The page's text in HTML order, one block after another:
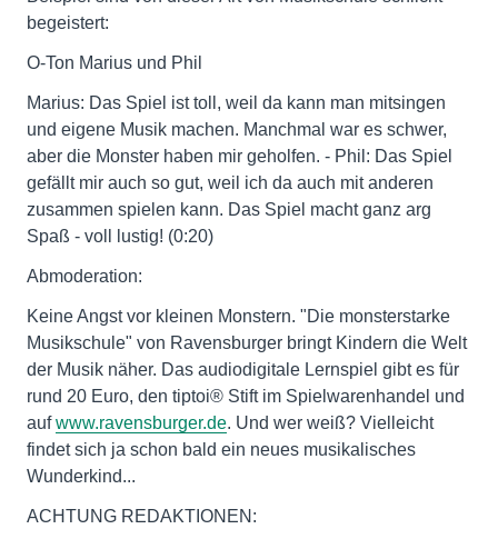
begeistert:
O-Ton Marius und Phil
Marius: Das Spiel ist toll, weil da kann man mitsingen
und eigene Musik machen. Manchmal war es schwer,
aber die Monster haben mir geholfen. - Phil: Das Spiel
gefällt mir auch so gut, weil ich da auch mit anderen
zusammen spielen kann. Das Spiel macht ganz arg
Spaß - voll lustig! (0:20)
Abmoderation:
Keine Angst vor kleinen Monstern. "Die monsterstarke
Musikschule" von Ravensburger bringt Kindern die Welt
der Musik näher. Das audiodigitale Lernspiel gibt es für
rund 20 Euro, den tiptoi® Stift im Spielwarenhandel und
aufwww.ravensburger.de. Und wer weiß? Vielleicht
findet sich ja schon bald ein neues musikalisches
Wunderkind...
ACHTUNG REDAKTIONEN: